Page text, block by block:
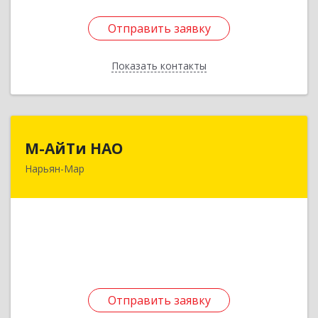
Отправить заявку
Показать контакты
Отправить заявку
Назад
М-АйТи НАО
Нарьян-Мар
Отправить заявку
Отправить заявку